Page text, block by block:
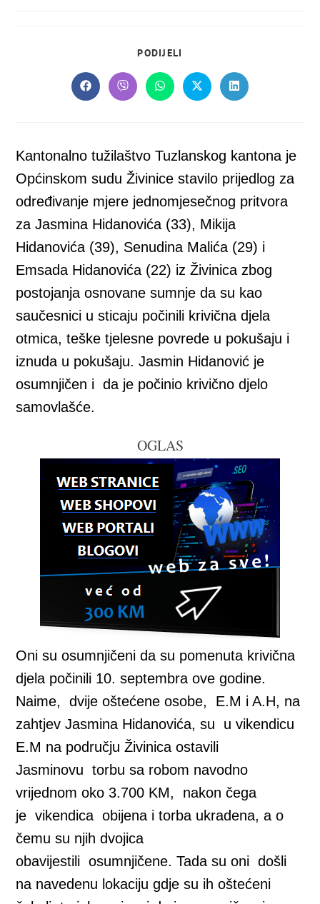
PODIJELI
CONTENT
Opens
in
Opens
in
Opens
in
Opens
in
Opens
in
Kantonalno tužilaštvo Tuzlanskog kantona je
Općinskom sudu Živinice stavilo prijedlog za
određivanje mjere jednomjesečnog pritvora
za Jasmina Hidanovića (33), Mikija
Hidanovića (39), Senudina Malića (29) i
Emsada Hidanovića (22) iz Živinica zbog
postojanja osnovane sumnje da su kao
saučesnici u sticaju počinili krivična djela
otmica, teške tjelesne povrede u pokušaju i
iznuda u pokušaju. Jasmin Hidanović je
osumnjičen i da je počinio krivično djelo
samovlašće.
OGLAS
Oni su osumnjičeni da su pomenuta krivična
djela počinili 10. septembra ove godine.
Naime, dvije oštećene osobe, E.M i A.H, na
zahtjev Jasmina Hidanovića, su u vikendicu
E.M na području Živinica ostavili
Jasminovu torbu sa robom navodno
vrijednom oko 3.700 KM, nakon čega
je vikendica obijena i torba ukradena, a o
čemu su njih dvojica
obavijestili osumnjičene. Tada su oni došli
na navedenu lokaciju gdje su ih oštećeni